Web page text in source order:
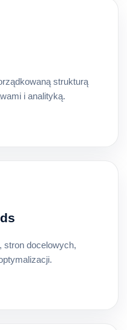
strukturą
i analityką.
stron docelowych,